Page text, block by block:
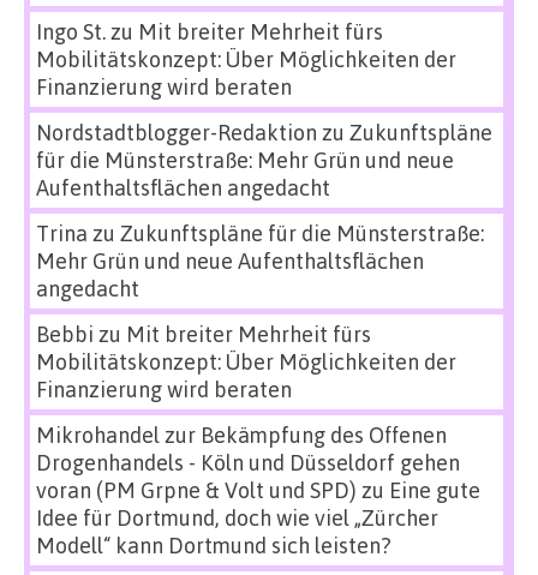
Ingo St.zu Mit breiter Mehrheit fürs
Mobilitätskonzept: Über Möglichkeiten der
Finanzierung wird beraten
Nordstadtblogger-Redaktion zu Zukunftspläne
für die Münsterstraße: Mehr Grün und neue
Aufenthaltsflächen angedacht
Trina zu Zukunftspläne für die Münsterstraße:
Mehr Grün und neue Aufenthaltsflächen
angedacht
Bebbi zu Mit breiter Mehrheit fürs
Mobilitätskonzept: Über Möglichkeiten der
Finanzierung wird beraten
Mikrohandel zur Bekämpfung des Offenen
Drogenhandels - Köln und Düsseldorf gehen
voran (PM Grpne & Volt und SPD) zu Eine gute
Idee für Dortmund, doch wie viel „Zürcher
Modell“ kann Dortmund sich leisten?